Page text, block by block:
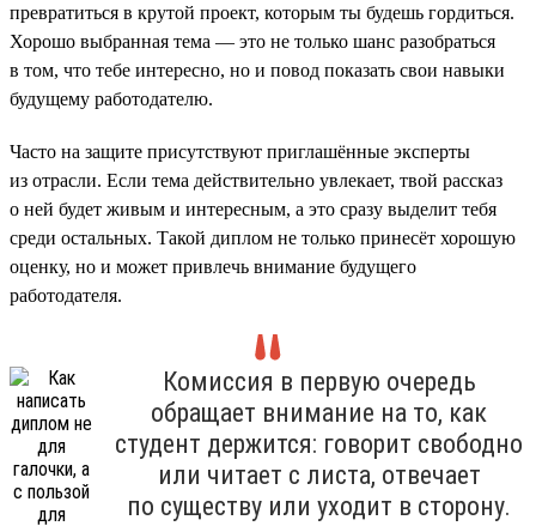
превратиться в крутой проект, которым ты будешь гордиться.
Хорошо выбранная тема — это не только шанс разобраться
в том, что тебе интересно, но и повод показать свои навыки
будущему работодателю.
Часто на защите присутствуют приглашённые эксперты
из отрасли. Если тема действительно увлекает, твой рассказ
о ней будет живым и интересным, а это сразу выделит тебя
среди остальных. Такой диплом не только принесёт хорошую
оценку, но и может привлечь внимание будущего
работодателя.
Комиссия в первую очередь
обращает внимание на то, как
студент держится: говорит свободно
или читает с листа, отвечает
по существу или уходит в сторону.